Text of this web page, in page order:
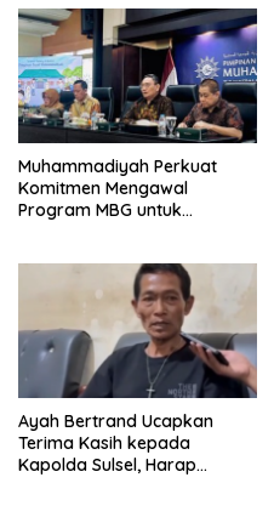
Muhammadiyah Perkuat
Komitmen Mengawal
Program MBG untuk
Ayah Bertrand Ucapkan
Terima Kasih kepada
Kapolda Sulsel, Harap